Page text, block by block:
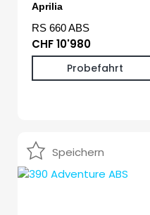
Aprilia
RS 660 ABS
CHF 10'980
Probefahrt
Speichern